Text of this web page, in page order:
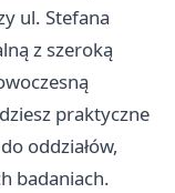
ul. Stefana
z szeroką
praktyczne
oddziałów,
badaniach.